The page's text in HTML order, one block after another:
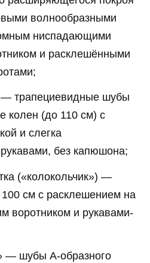
волнообразными
ниспадающими
и расклешёнными
трапециевидные шубы
колен (до 110 см) с
и слегка
без капюшона;
(«колокольчик») —
см с расклешением на
воротником и рукавами-
— шубы А-образного